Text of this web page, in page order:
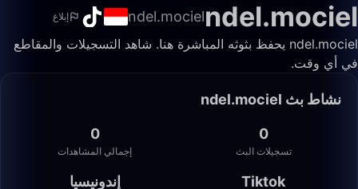
ndel.mociel
ndel.mociel إبلاغ
ndel.mociel يحفظ بثوثه المباشرة هنا. شاهد التسجيلات والمقاطع
في أي وقت.
نشاط بث ndel.mociel
0
تسجيلات البث
0
إجمالي المشاهدات
Tiktok إندونيسيا